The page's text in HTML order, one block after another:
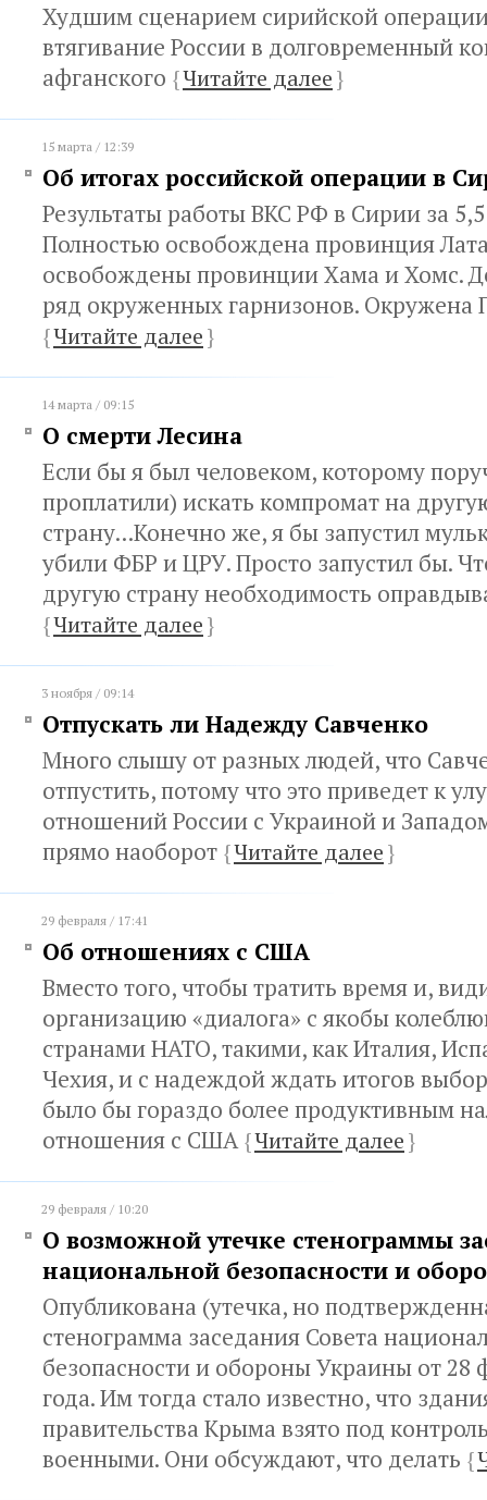
Худшим сценарием сирийской
втягивание России в долговременный
афганского {Читайте далее}
15 марта / 12:39
Об итогах российской операции в
Результаты работы ВКС РФ в Сирии за
Полностью освобождена провинция
освобождены провинции Хама и Хомс.
ряд окруженных гарнизонов. Окружена
{Читайте далее}
14 марта / 09:15
О смерти Лесина
Если бы я был человеком, которому
проплатили) искать компромат на
страну...Конечно же, я бы запустил
убили ФБР и ЦРУ. Просто запустил бы.
другую страну необходимость
{Читайте далее}
3 ноября / 09:14
Отпускать ли Надежду Савченко
Много слышу от разных людей, что
отпустить, потому что это приведет к
отношений России с Украиной и
прямо наоборот {Читайте далее}
29 февраля / 17:41
Об отношениях с США
Вместо того, чтобы тратить время и,
организацию «диалога» с якобы
странами НАТО, такими, как Италия,
Чехия, и с надеждой ждать итогов
было бы гораздо более продуктивным
отношения с США{Читайте далее}
29 февраля / 10:20
О возможной утечке стенограммы
национальной безопасности и
Опубликована (утечка, но
стенограмма заседания Совета
безопасности и обороны Украины от 28
года. Им тогда стало известно, что
правительства Крыма взято под
военными. Они обсуждают, что делать {